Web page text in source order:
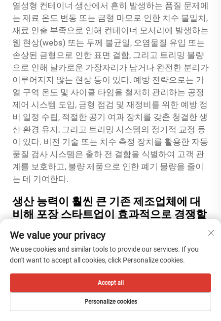
열성형 컨테이너 생산에서 흔히 발생하는 품질 문제에
는 재료 온도 변동 또는 금형 마모로 인한 치수 불일치,
재료 인출 부족으로 인해 컨테이너 모서리에 발생하는
웹 현상(webs) 또는 두께 불균일, 오염물질 유입 또는
손상된 금형으로 인한 표면 결함, 그리고 트리밍 불량
으로 인해 날카로운 가장자리가 남거나 완전한 분리가
이루어지지 않는 현상 등이 있다. 예방 전략으로는 가
열 구역 온도 및 사이클 타임을 철저히 관리하는 공정
제어 시스템 도입, 금형 점검 및 재정비를 위한 예방 정
비 일정 수립, 적절한 공기 여과 장치를 갖춘 청결한 생
산 환경 유지, 그리고 트리밍 시스템의 정기적 교정 등
이 있다. 비전 기술 또는 치수 측정 장치를 활용한 자동
품질 검사 시스템은 출하 전 결함을 식별하여 고객 관
계를 보호하고, 불량 제품으로 인한 폐기 물량을 줄이
는 데 기여한다.
생산 능력이 훨씬 큰 기존 제조업체에 대
비해 포장 스타트업이 효과적으로 경쟁할
포장 분야 스타트업은 대규모 제조업체가 충분히 공략
하지 못하는 시장 세그먼트에 집중함으로써 성공적으
로 경쟁할 수 있다. 여기에는 소량 생산을 요구하는 고
비스를 원하는 고객 등이 포함된다. 대규모 운영은 장
기 생산 라운드와 최소한의 설비 전환을 기반으로 한
We value your privacy
We use cookies and similar tools to provide our services. If you
don't want to accept all cookies, click Personalize cookies.
Personalize cookies
Accept all